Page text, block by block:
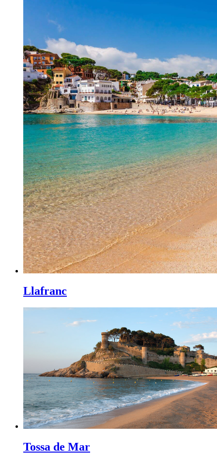
Llafranc
Tossa de Mar